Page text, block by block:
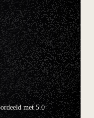
met 5.0